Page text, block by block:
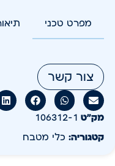
מפרט טכני
צור קשר
מק״ט 106312-1
קטגוריה: כלי מטבח